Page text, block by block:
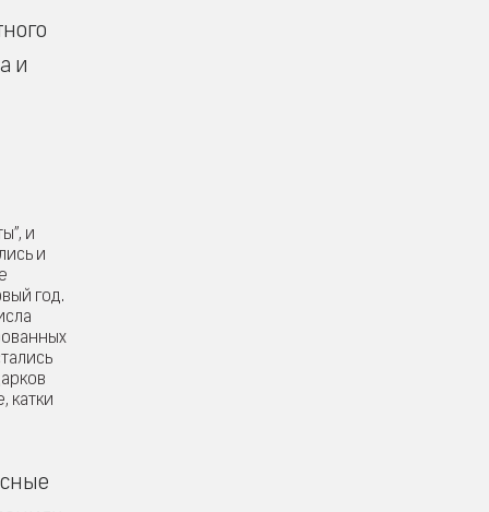
и
и
и
год.
катки